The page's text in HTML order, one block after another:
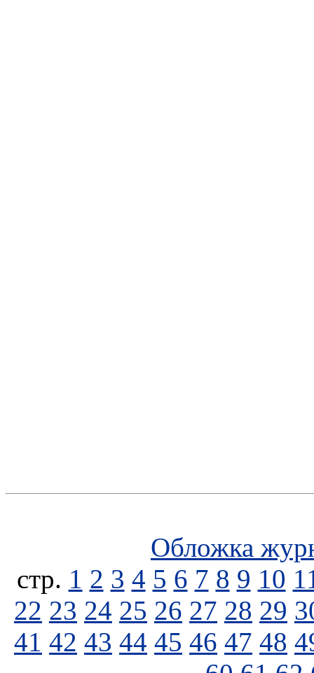
Обложка
стp. 1 2 3 4 5 6 7 8 9 10
22 23 24 25 26 27 28 29
41 42 43 44 45 46 47 48